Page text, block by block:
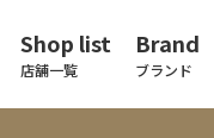
Shop list
店舗一覧
Brand
ブランド